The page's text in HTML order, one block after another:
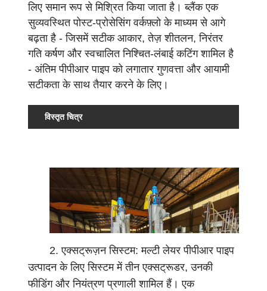
दीवार की मोटाई और लंबाई दोनों को नियंत्रित करते हुए,
स्थिर गति से मोल्ड से पाइप खींचती है। काटने की
प्रणाली पाइपों को पूर्व निर्धारित लंबाई में काटती है। अंत
में, विद्युत नियंत्रण प्रणाली स्थिर संचालन बनाए रखने के
लिए संपूर्ण उत्पादन लाइन में तापमान, दबाव, गति और
अन्य मापदंडों को बारीकी से समायोजित करती है।
लिए समान रूप से मिश्रित किया जाता है। ब्लैंक एक
सुव्यवस्थित पोस्ट-प्रोसेसिंग वर्कफ़्लो के माध्यम से आगे
बढ़ता है - जिसमें सटीक आकार, तेज़ शीतलन, निरंतर
गति कर्षण और स्वचालित निश्चित-लंबाई कटिंग शामिल है
- अंतिम पीपीआर पाइप को लगातार गुणवत्ता और आयामी
सटीकता के साथ तैयार करने के लिए।
विस्तृत चित्र
मा
ल
सं
स्क
2. एक्सट्रूज़न सिस्टम: मल्टी लेयर पीपीआर पाइप
उत्पादन के लिए सिस्टम में तीन एक्सट्रूडर, उनकी
फीडिंग और नियंत्रण प्रणाली शामिल हैं। एक